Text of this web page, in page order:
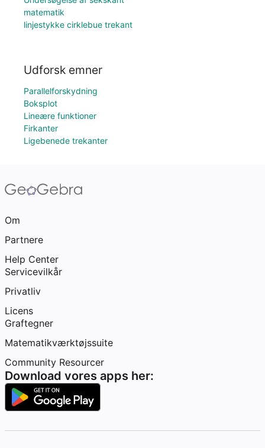
matematik
linjestykke cirklebue trekant
Udforsk emner
Parallelforskydning
Boksplot
Lineære funktioner
Firkanter
Ligebenede trekanter
Om
Partnere
Help Center
Servicevilkår
Privatliv
Licens
Graftegner
Matematikværktøjssuite
Community Resourcer
Download vores apps her: